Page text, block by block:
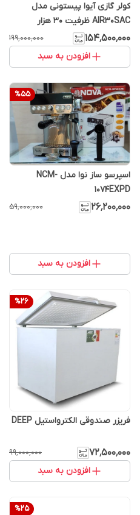
کولر گازی آیوا پیستونی مدل
AIR30SAC ظرفیت ۳۰ هزار
۱۵۴٬۵۰۰٬۰۰۰ ۱۹۹٬۰۰۰٬۰۰۰
افزودن به سبد
%55
اسپرسو ساز نوا مدل NCM-
1074EXPD
۲۶٬۲۰۰٬۰۰۰ ۵۹٬۰۰۰٬۰۰۰
افزودن به سبد
%26
فریزر صندوقی الکترواستیل DEEP
۷۲٬۵۰۰٬۰۰۰ ۹۹٬۰۰۰٬۰۰۰
افزودن به سبد
%25